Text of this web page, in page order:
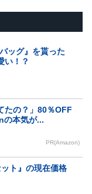
ッグ』を貰った
い！？
たの？」80％OFF
の本気が...
PR(Amazon)
ット』の現在価格